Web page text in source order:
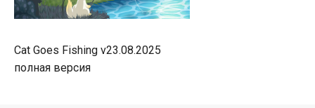
Cat Goes Fishing v23.08.2025
полная версия